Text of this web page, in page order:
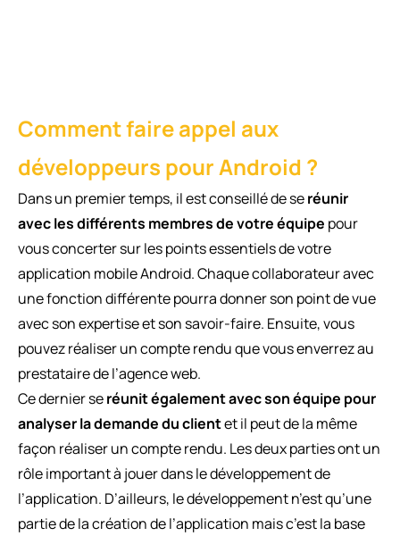
Comment faire appel aux
développeurs pour Android ?
Dans un premier temps, il est conseillé de seréunir
avec les différents membres de votre équipe pour
vous concerter sur les points essentiels de votre
application mobile Android. Chaque collaborateur avec
une fonction différente pourra donner son point de vue
avec son expertise et son savoir-faire. Ensuite, vous
pouvez réaliser un compte rendu que vous enverrez au
prestataire de l’agence web.
Ce dernier seréunit également avec son équipe pour
analyser la demande du clientet il peut de la même
façon réaliser un compte rendu. Les deux parties ont un
rôle important à jouer dans le développement de
l’application. D’ailleurs, le développement n’est qu’une
partie de la création de l’application mais c’est la base